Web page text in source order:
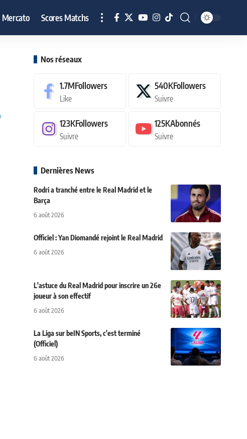
Mercato Scores Matchs
Nos réseaux
1.7MFollowers
Like
540KFollowers
Suivre
123KFollowers
Suivre
125KAbonnés
Suivre
Dernières News
Rodri a tranché entre le Real Madrid et le
Barça
6 août 2026
Officiel : Yan Diomandé rejoint le Real Madrid
6 août 2026
L'astuce du Real Madrid pour inscrire un 26e
joueur à son effectif
6 août 2026
La Liga sur beIN Sports, c'est terminé
(Officiel)
6 août 2026